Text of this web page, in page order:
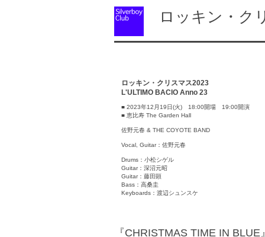
ロッキン・ク
ロッキン・クリスマス2023
L'ULTIMO BACIO Anno 23
■ 2023年12月19日(火) 18:00開場 19:00開演
■ 恵比寿 The Garden Hall
佐野元春 & THE COYOTE BAND
Vocal, Guitar：佐野元春
Drums：小松シゲル
Guitar：深沼元昭
Guitar：藤田顕
Bass：高桑圭
Keyboards：渡辺シュンスケ
『CHRISTMAS TIME IN